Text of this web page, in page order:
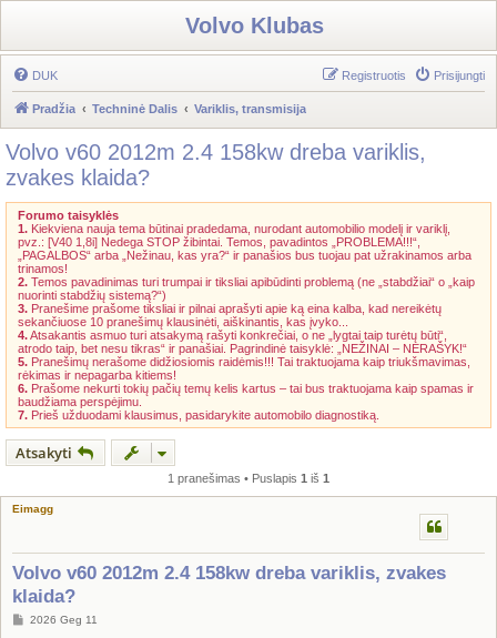
Volvo Klubas
DUK Prisijungti
Registruotis
Pradžia Techninė Dalis Variklis, transmisija
Volvo v60 2012m 2.4 158kw dreba variklis,
zvakes klaida?
Forumo taisyklės
1. Kiekviena nauja tema būtinai pradedama, nurodant automobilio modelį ir variklį,
pvz.: [V40 1,8i] Nedega STOP žibintai. Temos, pavadintos „PROBLEMA!!!“,
„PAGALBOS“ arba „Nežinau, kas yra?“ ir panašios bus tuojau pat užrakinamos arba
trinamos!
2. Temos pavadinimas turi trumpai ir tiksliai apibūdinti problemą (ne „stabdžiai“ o „kaip
nuorinti stabdžių sistemą?“)
3. Pranešime prašome tiksliai ir pilnai aprašyti apie ką eina kalba, kad nereikėtų
sekančiuose 10 pranešimų klausinėti, aiškinantis, kas įvyko...
4.Atsakantis asmuo turi atsakymą rašyti konkrečiai, o ne „lygtai taip turėtų būti“,
atrodo taip, bet nesu tikras“ ir panašiai. Pagrindinė taisyklė: „NEŽINAI – NERAŠYK!“
5. Pranešimų nerašome didžiosiomis raidėmis!!! Tai traktuojama kaip triukšmavimas,
rėkimas ir nepagarba kitiems!
6. Prašome nekurti tokių pačių temų kelis kartus – tai bus traktuojama kaip spamas ir
baudžiama perspėjimu.
7. Prieš užduodami klausimus, pasidarykite automobilo diagnostiką.
Atsakyti
1 pranešimas • Puslapis 1 iš 1
Eimagg
Volvo v60 2012m 2.4 158kw dreba variklis, zvakes
klaida?
S2026 Geg 11